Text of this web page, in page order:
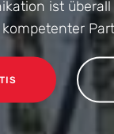
ist
kompetenter